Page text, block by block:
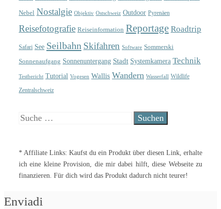
Nebel Nostalgie Objektiv Ostschweiz Outdoor Pyrenäen
Reisefotografie Reiseinformation Reportage Roadtrip
Safari See Seilbahn Skifahren Software Sommerski
Sonnenaufgang Sonnenuntergang Stadt Systemkamera Technik
Testbericht Tutorial Vogesen Wallis Wandern Wasserfall Wildlife
Zentralschweiz
Suche
* Affiliate Links: Kaufst du ein Produkt über diesen Link, erhalte
ich eine kleine Provision, die mir dabei hilft, diese Webseite zu
finanzieren. Für dich wird das Produkt dadurch nicht teurer!
Enviadi